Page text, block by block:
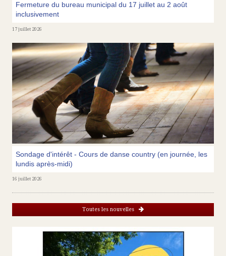
Fermeture du bureau municipal du 17 juillet au 2 août
inclusivement
17 juillet 2026
Sondage d'intérêt - Cours de danse country (en journée, les
lundis après-midi)
16 juillet 2026
Toutes les nouvelles